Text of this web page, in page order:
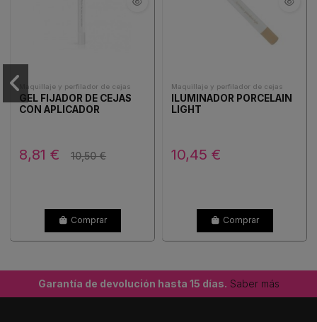
Maquillaje y perfilador de cejas
GEL FIJADOR DE CEJAS
CON APLICADOR
8,81 € 10,50 €
Comprar
Maquillaje y perfilador de cejas
ILUMINADOR PORCELAIN
LIGHT
10,45 €
Comprar
Garantía de devolución hasta 15 días. Saber más